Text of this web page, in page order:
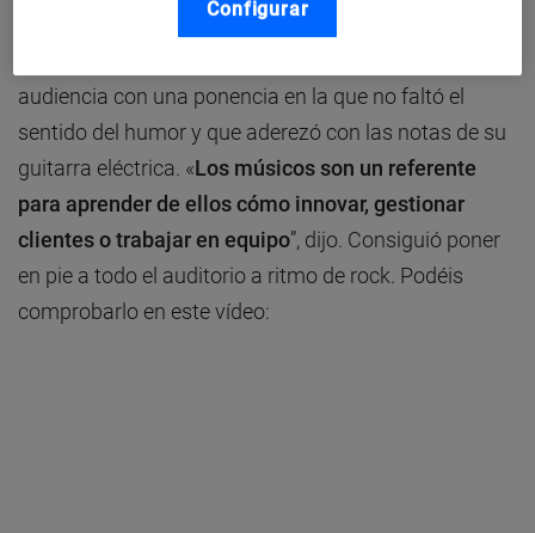
Toni Garrido cedió la palabra a Salva López, profesor
audiencia con una ponencia en la que no faltó el
sentido del humor y que aderezó con las notas de su
guitarra eléctrica. «Los músicos son un referente
para aprender de ellos cómo innovar, gestionar
clientes o trabajar en equipo”, dijo. Consiguió poner
en pie a todo el auditorio a ritmo de rock. Podéis
comprobarlo en este vídeo:
Configurar